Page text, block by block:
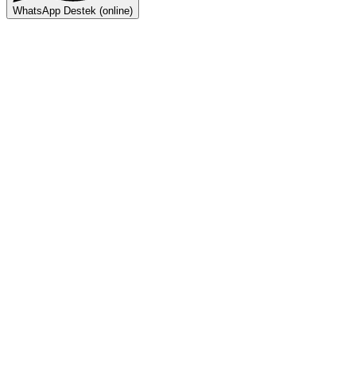
WhatsApp Destek (online)